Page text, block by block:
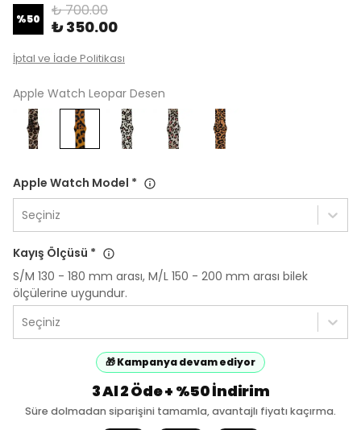
%50 ₺ 700.00
₺ 350.00
İptal ve İade Politikası
Apple Watch Leopar Desen
Apple Watch Model *
Seçiniz
Kayış Ölçüsü *
S/M 130 - 180 mm arası, M/L 150 - 200 mm arası bilek
ölçülerine uygundur.
Seçiniz
🎁 Kampanya devam ediyor
3 Al 2 Öde + %50 İndirim
Süre dolmadan siparişini tamamla, avantajlı fiyatı kaçırma.